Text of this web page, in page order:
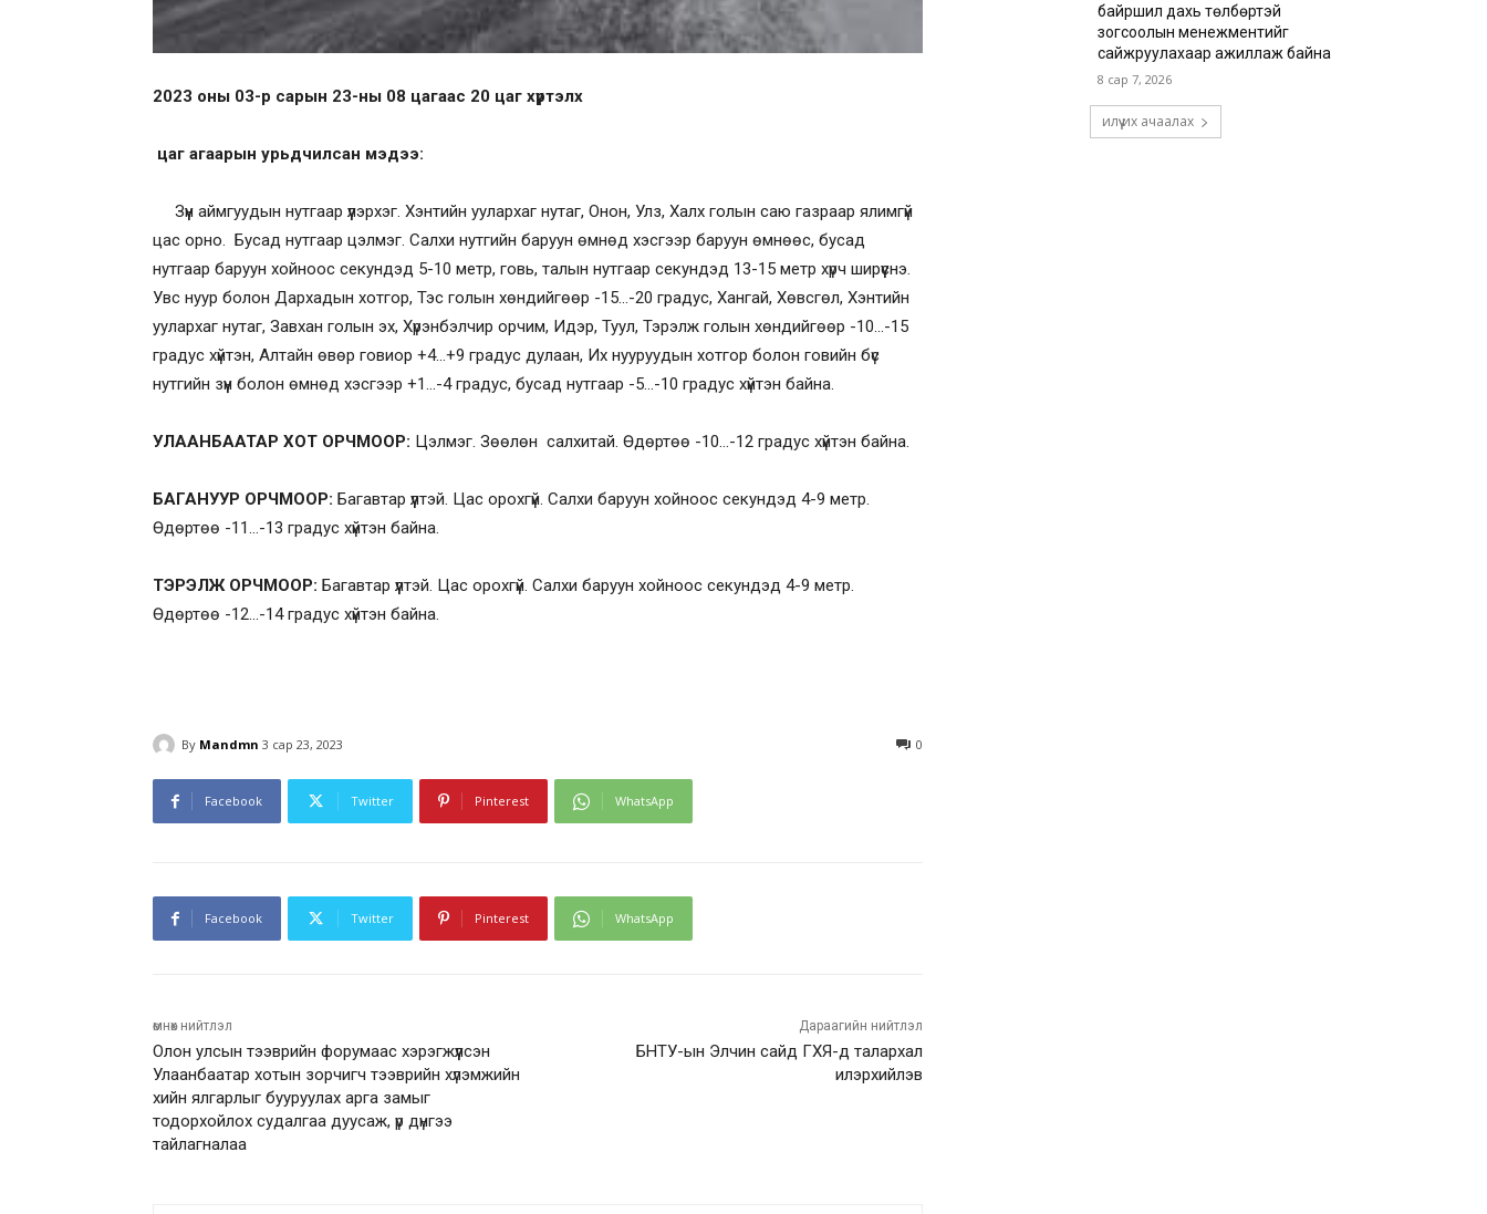
2023 оны 03-р сарын 23-ны 08 цагаас 20 цаг хүртэлх
цаг агаарын урьдчилсан мэдээ:
Зүүн аймгуудын нутгаар үүлэрхэг. Хэнтийн уулархаг нутаг, Онон, Улз, Халх голын саю газраар ялимгүй
цас орно. Бусад нутгаар цэлмэг. Салхи нутгийн баруун өмнөд хэсгээр баруун өмнөөс, бусад
нутгаар баруун хойноос секундэд 5-10 метр, говь, талын нутгаар секундэд 13-15 метр хүрч ширүүснэ.
Увс нуур болон Дархадын хотгор, Тэс голын хөндийгөөр -15…-20 градус, Хангай, Хөвсгөл, Хэнтийн
уулархаг нутаг, Завхан голын эх, Хүрэнбэлчир орчим, Идэр, Туул, Тэрэлж голын хөндийгөөр -10…-15
градус хүйтэн, Алтайн өвөр говиор +4…+9 градус дулаан, Их нууруудын хотгор болон говийн бүс
нутгийн зүүн болон өмнөд хэсгээр +1…-4 градус, бусад нутгаар -5…-10 градус хүйтэн байна.
УЛААНБААТАР ХОТ ОРЧМООР: Цэлмэг. Зөөлөн салхитай. Өдөртөө -10…-12 градус хүйтэн байна.
БАГАНУУР ОРЧМООР: Багавтар үүлтэй. Цас орохгүй. Салхи баруун хойноос секундэд 4-9 метр.
Өдөртөө -11…-13 градус хүйтэн байна.
ТЭРЭЛЖ ОРЧМООР: Багавтар үүлтэй. Цас орохгүй. Салхи баруун хойноос секундэд 4-9 метр.
Өдөртөө -12…-14 градус хүйтэн байна.
By Mandmn 3 сар 23, 2023 0
Facebook Twitter Pinterest WhatsApp
Facebook Twitter Pinterest WhatsApp
өмнөх нийтлэл
Олон улсын тээврийн форумаас хэрэгжүүлсэн
Улаанбаатар хотын зорчигч тээврийн хүлэмжийн
хийн ялгарлыг бууруулах арга замыг
тодорхойлох судалгаа дуусаж, үр дүнгээ
тайлагналаа
Дараагийн нийтлэл
БНТУ-ын Элчин сайд ГХЯ-д талархал
илэрхийлэв
байршил дахь төлбөртэй
зогсоолын менежментийг
сайжруулахаар ажиллаж байна
8 сар 7, 2026
илүү их ачаалах